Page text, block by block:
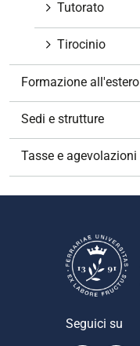
Tutorato
Tirocinio
Formazione all'estero
Sedi e strutture
Tasse e agevolazioni
Seguici su